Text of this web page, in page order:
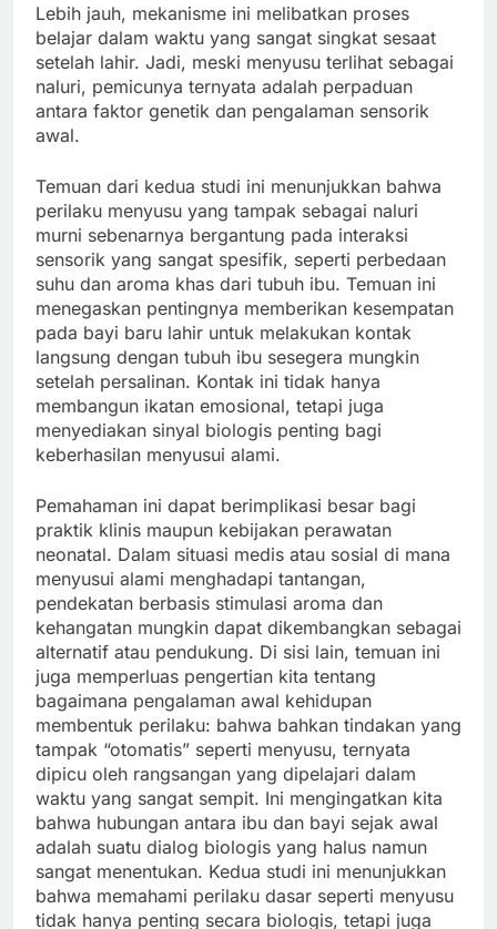
Lebih jauh, mekanisme ini melibatkan proses
belajar dalam waktu yang sangat singkat sesaat
setelah lahir. Jadi, meski menyusu terlihat sebagai
naluri, pemicunya ternyata adalah perpaduan
antara faktor genetik dan pengalaman sensorik
awal.
Temuan dari kedua studi ini menunjukkan bahwa
perilaku menyusu yang tampak sebagai naluri
murni sebenarnya bergantung pada interaksi
sensorik yang sangat spesifik, seperti perbedaan
suhu dan aroma khas dari tubuh ibu. Temuan ini
menegaskan pentingnya memberikan kesempatan
pada bayi baru lahir untuk melakukan kontak
langsung dengan tubuh ibu sesegera mungkin
setelah persalinan. Kontak ini tidak hanya
membangun ikatan emosional, tetapi juga
menyediakan sinyal biologis penting bagi
keberhasilan menyusui alami.
Pemahaman ini dapat berimplikasi besar bagi
praktik klinis maupun kebijakan perawatan
neonatal. Dalam situasi medis atau sosial di mana
menyusui alami menghadapi tantangan,
pendekatan berbasis stimulasi aroma dan
kehangatan mungkin dapat dikembangkan sebagai
alternatif atau pendukung. Di sisi lain, temuan ini
juga memperluas pengertian kita tentang
bagaimana pengalaman awal kehidupan
membentuk perilaku: bahwa bahkan tindakan yang
tampak “otomatis” seperti menyusu, ternyata
dipicu oleh rangsangan yang dipelajari dalam
waktu yang sangat sempit. Ini mengingatkan kita
bahwa hubungan antara ibu dan bayi sejak awal
adalah suatu dialog biologis yang halus namun
sangat menentukan. Kedua studi ini menunjukkan
bahwa memahami perilaku dasar seperti menyusu
tidak hanya penting secara biologis, tetapi juga